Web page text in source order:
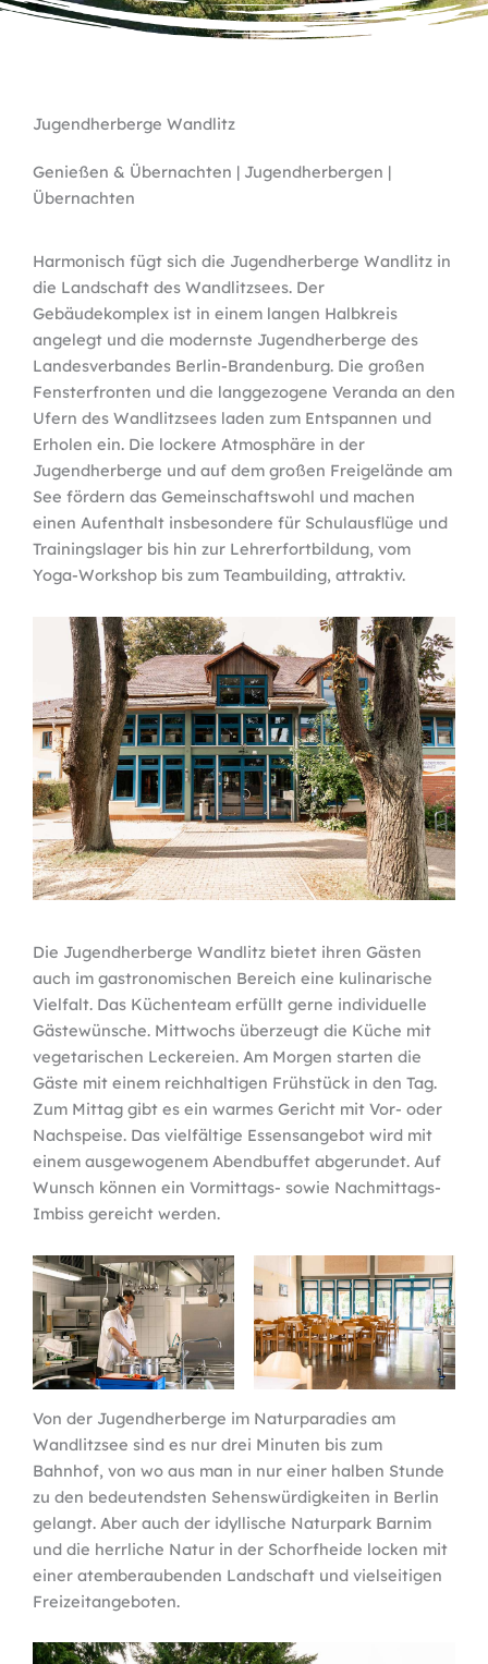
Jugendherberge Wandlitz
Genießen & Übernachten | Jugendherbergen |
Übernachten
Harmonisch fügt sich die Jugendherberge Wandlitz in
die Landschaft des Wandlitzsees. Der
Gebäudekomplex ist in einem langen Halbkreis
angelegt und die modernste Jugendherberge des
Landesverbandes Berlin-Brandenburg. Die großen
Fensterfronten und die langgezogene Veranda an den
Ufern des Wandlitzsees laden zum Entspannen und
Erholen ein. Die lockere Atmosphäre in der
Jugendherberge und auf dem großen Freigelände am
See fördern das Gemeinschaftswohl und machen
einen Aufenthalt insbesondere für Schulausflüge und
Trainingslager bis hin zur Lehrerfortbildung, vom
Yoga-Workshop bis zum Teambuilding, attraktiv.
Die Jugendherberge Wandlitz bietet ihren Gästen
auch im gastronomischen Bereich eine kulinarische
Vielfalt. Das Küchenteam erfüllt gerne individuelle
Gästewünsche. Mittwochs überzeugt die Küche mit
vegetarischen Leckereien. Am Morgen starten die
Gäste mit einem reichhaltigen Frühstück in den Tag.
Zum Mittag gibt es ein warmes Gericht mit Vor- oder
Nachspeise. Das vielfältige Essensangebot wird mit
einem ausgewogenem Abendbuffet abgerundet. Auf
Wunsch können ein Vormittags- sowie Nachmittags-
Imbiss gereicht werden.
Von der Jugendherberge im Naturparadies am
Wandlitzsee sind es nur drei Minuten bis zum
Bahnhof, von wo aus man in nur einer halben Stunde
zu den bedeutendsten Sehenswürdigkeiten in Berlin
gelangt. Aber auch der idyllische Naturpark Barnim
und die herrliche Natur in der Schorfheide locken mit
einer atemberaubenden Landschaft und vielseitigen
Freizeitangeboten.